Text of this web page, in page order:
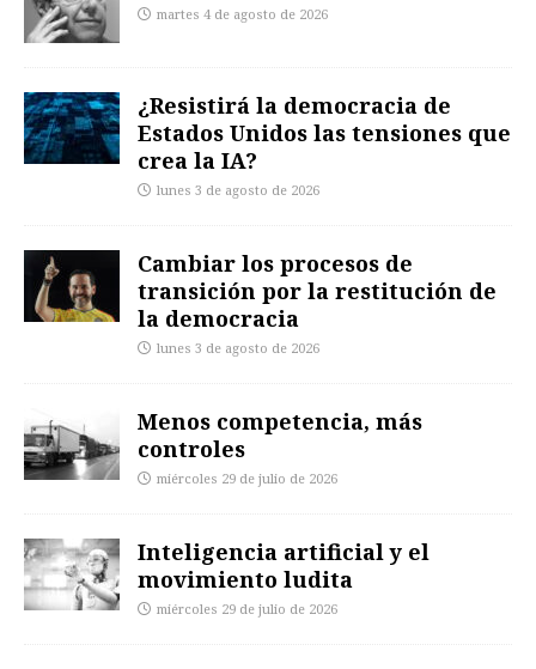
martes 4 de agosto de 2026
¿Resistirá la democracia de
Estados Unidos las tensiones que
crea la IA?
lunes 3 de agosto de 2026
Cambiar los procesos de
transición por la restitución de
la democracia
lunes 3 de agosto de 2026
Menos competencia, más
controles
miércoles 29 de julio de 2026
Inteligencia artificial y el
movimiento ludita
miércoles 29 de julio de 2026